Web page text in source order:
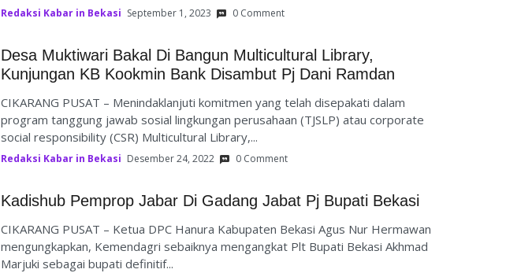
Redaksi Kabar in Bekasi September 1, 2023 0 Comment
Desa Muktiwari Bakal Di Bangun Multicultural Library,
Kunjungan KB Kookmin Bank Disambut Pj Dani Ramdan
CIKARANG PUSAT – Menindaklanjuti komitmen yang telah disepakati dalam
program tanggung jawab sosial lingkungan perusahaan (TJSLP) atau corporate
social responsibility (CSR) Multicultural Library,...
Redaksi Kabar in Bekasi Desember 24, 2022 0 Comment
Kadishub Pemprop Jabar Di Gadang Jabat Pj Bupati Bekasi
CIKARANG PUSAT – Ketua DPC Hanura Kabupaten Bekasi Agus Nur Hermawan
mengungkapkan, Kemendagri sebaiknya mengangkat Plt Bupati Bekasi Akhmad
Marjuki sebagai bupati definitif...